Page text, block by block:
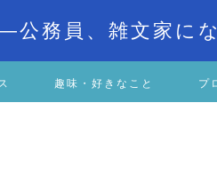
公務員、雑文家に
趣味・好きなこと プ